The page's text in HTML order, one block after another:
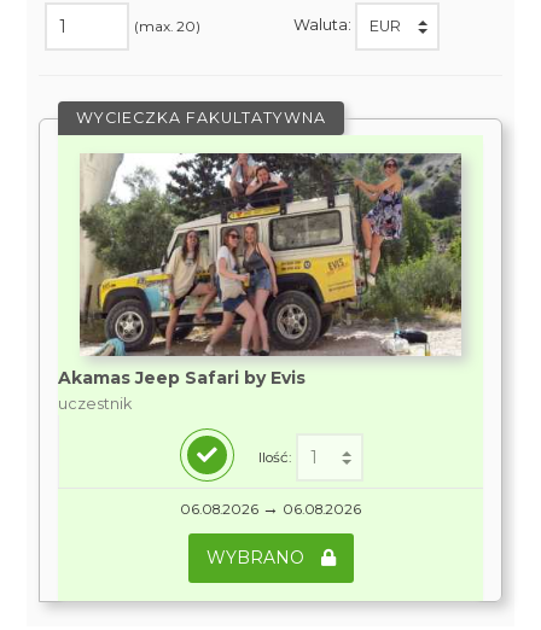
(max. 20) Waluta:
WYCIECZKA FAKULTATYWNA
Akamas Jeep Safari by Evis
uczestnik
Ilość:
06.08.2026 → 06.08.2026
WYBRANO